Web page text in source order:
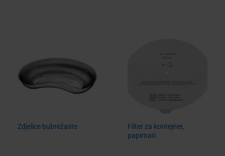
Zdjelice bubrežaste
Filter za kontejner,
papirnati